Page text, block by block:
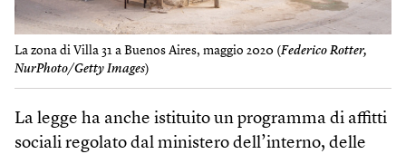
La zona di Villa 31 a Buenos Aires, maggio 2020 (Federico Rotter,
NurPhoto/Getty Images)
La legge ha anche istituito un programma di affitti
sociali regolato dal ministero dell’interno, delle